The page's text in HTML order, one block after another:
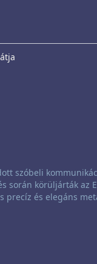
szóbeli
során körüljárták az
és elegáns